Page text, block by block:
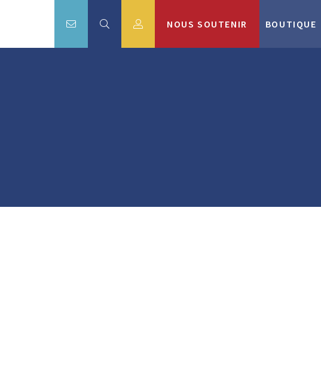
NOUS SOUTENIR BOUTIQUE